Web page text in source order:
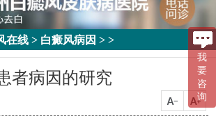
在线> 白癜风病因 > >
者病因的研究
我
要
咨
询